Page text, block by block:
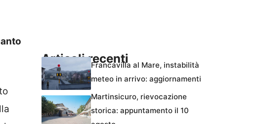
Articoli recentiFrancavilla al Mare, instabilità
meteo in arrivo: aggiornamenti
Martinsicuro, rievocazione
storica: appuntamento il 10